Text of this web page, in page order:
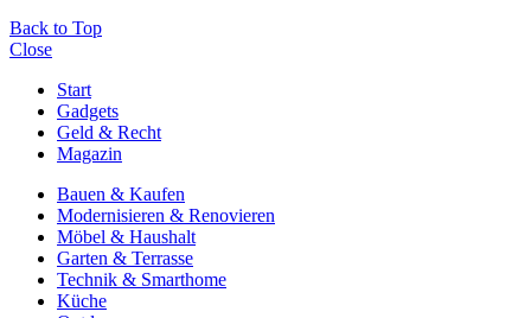
Back to Top
Close
Start
Gadgets
Geld & Recht
Magazin
Bauen & Kaufen
Modernisieren & Renovieren
Möbel & Haushalt
Garten & Terrasse
Technik & Smarthome
Küche